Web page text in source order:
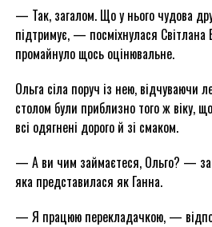
— Так, загалом. Що у нього чудова
підтримує, — посміхнулася Світлана
промайнуло щось оцінювальне.
Ольга сіла поруч із нею, відчуваючи
столом були приблизно того ж віку,
всі одягнені дорого й зі смаком.
— А ви чим займаєтеся, Ольго? —
яка представилася як Ганна.
— Я працюю перекладачкою, —